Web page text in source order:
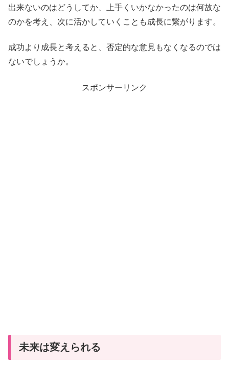
出来ないのはどうしてか、上手くいかなかったのは何故な
のかを考え、次に活かしていくことも成長に繋がります。
成功より成長と考えると、否定的な意見もなくなるのでは
ないでしょうか。
スポンサーリンク
未来は変えられる